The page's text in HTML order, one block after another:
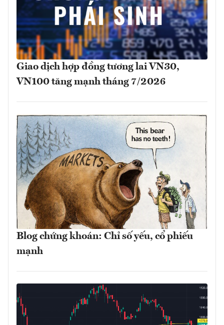
Giao dịch hợp đồng tương lai VN30,
VN100 tăng mạnh tháng 7/2026
Blog chứng khoán: Chỉ số yếu, cổ phiếu
mạnh